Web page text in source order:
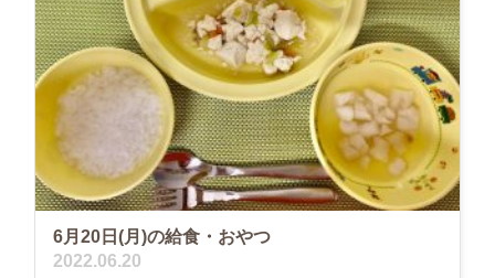
6月20日(月)の給食・おやつ
2022.06.20